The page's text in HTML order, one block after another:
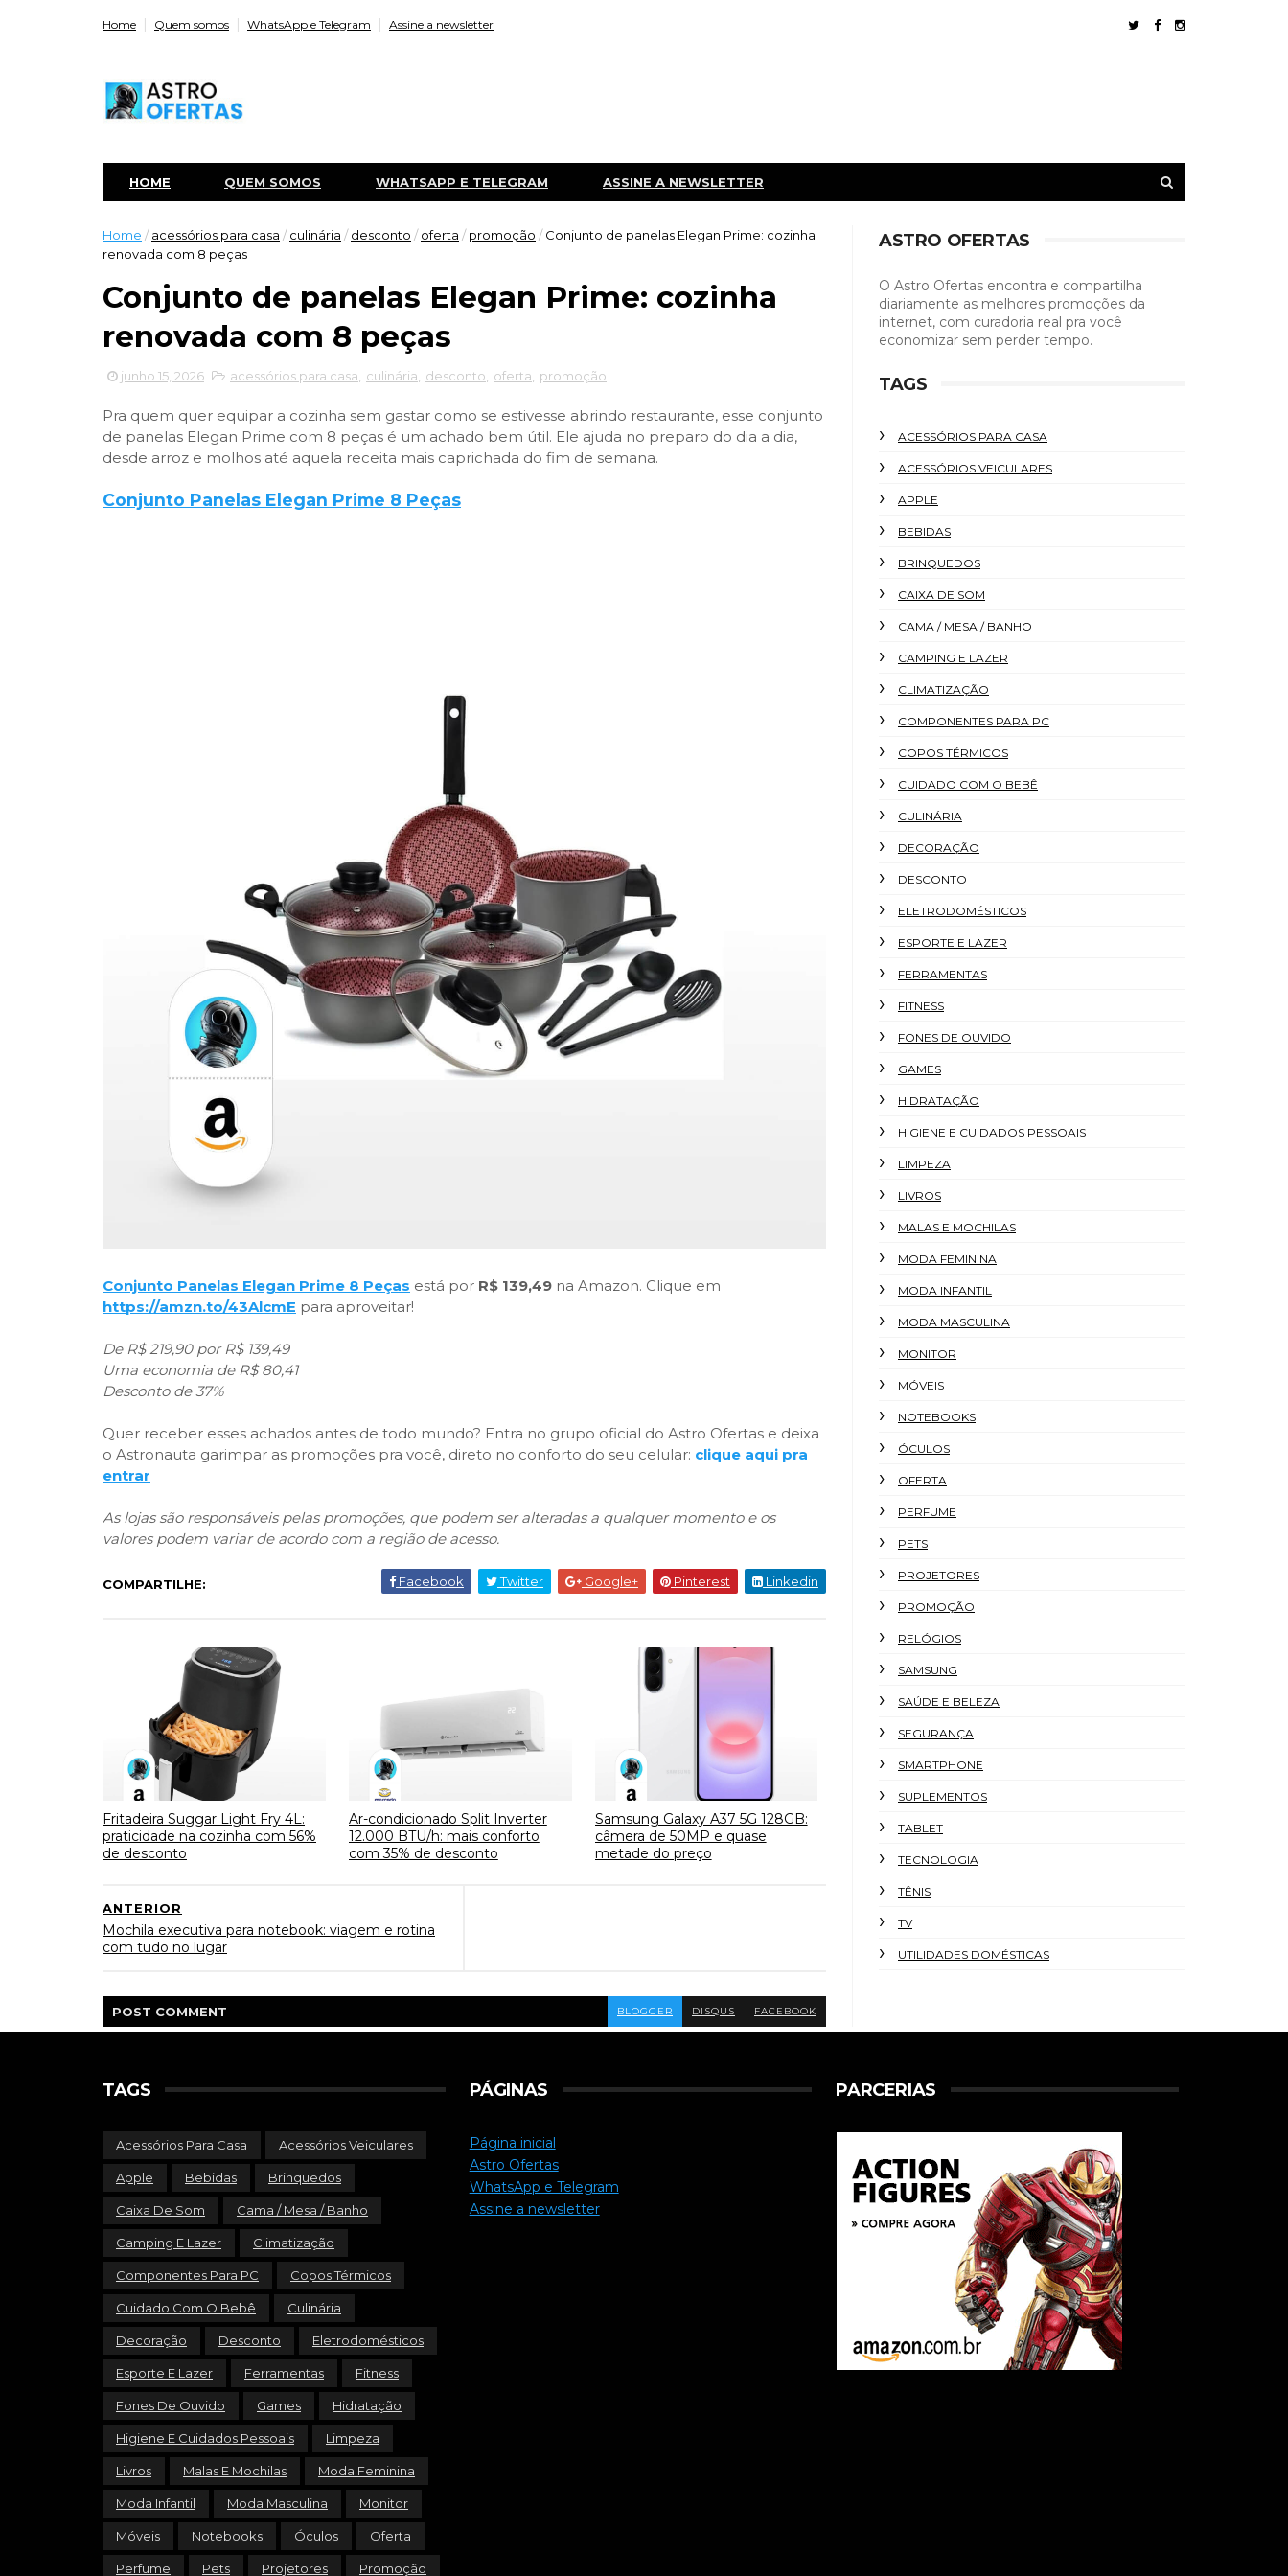
Home Quem somos WhatsApp e Telegram Assine a newsletter
HOME QUEM SOMOS WHATSAPP E TELEGRAM ASSINE A NEWSLETTER
Home / acessórios para casa / culinária / desconto / oferta / promoção / Conjunto de panelas Elegan Prime: cozinha
renovada com 8 peças
Conjunto de panelas Elegan Prime: cozinha
renovada com 8 peças
junho 15, 2026 acessórios para casa culinária desconto oferta promoção
Pra quem quer equipar a cozinha sem gastar como se estivesse abrindo restaurante, esse conjunto
de panelas Elegan Prime com 8 peças é um achado bem útil. Ele ajuda no preparo do dia a dia,
desde arroz e molhos até aquela receita mais caprichada do fim de semana.
Conjunto Panelas Elegan Prime 8 Peças
Conjunto Panelas Elegan Prime 8 Peças está por R$ 139,49 na Amazon. Clique em
https://amzn.to/43AlcmE para aproveitar!
De R$ 219,90 por R$ 139,49
Uma economia de R$ 80,41
Desconto de 37%
Quer receber esses achados antes de todo mundo? Entra no grupo oficial do Astro Ofertas e deixa
o Astronauta garimpar as promoções pra você, direto no conforto do seu celular: clique aqui pra
entrar
As lojas são responsáveis pelas promoções, que podem ser alteradas a qualquer momento e os
valores podem variar de acordo com a região de acesso.
COMPARTILHE: Facebook Twitter Google+ Pinterest Linkedin
Fritadeira Suggar Light Fry 4L:
praticidade na cozinha com 56%
de desconto
Ar-condicionado Split Inverter
12.000 BTU/h: mais conforto
com 35% de desconto
Samsung Galaxy A37 5G 128GB:
câmera de 50MP e quase
metade do preço
ANTERIOR
Mochila executiva para notebook: viagem e rotina
com tudo no lugar
POST COMMENT BLOGGER DISQUS FACEBOOK
ASTRO OFERTAS
O Astro Ofertas encontra e compartilha
diariamente as melhores promoções da
internet, com curadoria real pra você
economizar sem perder tempo.
TAGS
ACESSÓRIOS PARA CASA
ACESSÓRIOS VEICULARES
APPLE
BEBIDAS
BRINQUEDOS
CAIXA DE SOM
CAMA / MESA / BANHO
CAMPING E LAZER
CLIMATIZAÇÃO
COMPONENTES PARA PC
COPOS TÉRMICOS
CUIDADO COM O BEBÊ
CULINÁRIA
DECORAÇÃO
DESCONTO
ELETRODOMÉSTICOS
ESPORTE E LAZER
FERRAMENTAS
FITNESS
FONES DE OUVIDO
GAMES
HIDRATAÇÃO
HIGIENE E CUIDADOS PESSOAIS
LIMPEZA
LIVROS
MALAS E MOCHILAS
MODA FEMININA
MODA INFANTIL
MODA MASCULINA
MONITOR
MÓVEIS
NOTEBOOKS
ÓCULOS
OFERTA
PERFUME
PETS
PROJETORES
PROMOÇÃO
RELÓGIOS
SAMSUNG
SAÚDE E BELEZA
SEGURANÇA
SMARTPHONE
SUPLEMENTOS
TABLET
TECNOLOGIA
TÊNIS
TV
UTILIDADES DOMÉSTICAS
TAGS
Acessórios Para Casa Acessórios Veiculares
Apple Bebidas Brinquedos
Caixa De Som Cama / Mesa / Banho
Camping E Lazer Climatização
Componentes Para PC Copos Térmicos
Cuidado Com O Bebê Culinária
Decoração Desconto Eletrodomésticos
Esporte E Lazer Ferramentas Fitness
Fones De Ouvido Games Hidratação
Higiene E Cuidados Pessoais Limpeza
Livros Malas E Mochilas Moda Feminina
Moda Infantil Moda Masculina Monitor
Móveis Notebooks Óculos Oferta
Perfume Pets Projetores Promoção
PÁGINAS
Página inicial
Astro Ofertas
WhatsApp e Telegram
Assine a newsletter
PARCERIAS